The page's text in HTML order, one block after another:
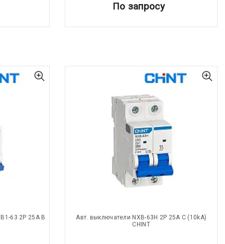
По запросу
63 2P 25A B
Авт. выключатели NXB-63H 2P 25A С (10kA)
CHINT